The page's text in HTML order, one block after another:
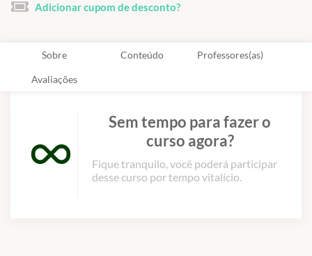
Adicionar cupom de desconto?
Sobre Conteúdo Professores(as)
Avaliações
Sem tempo para fazer o
curso agora?
Fique tranquilo, você poderá participar
desse curso por tempo vitalício.